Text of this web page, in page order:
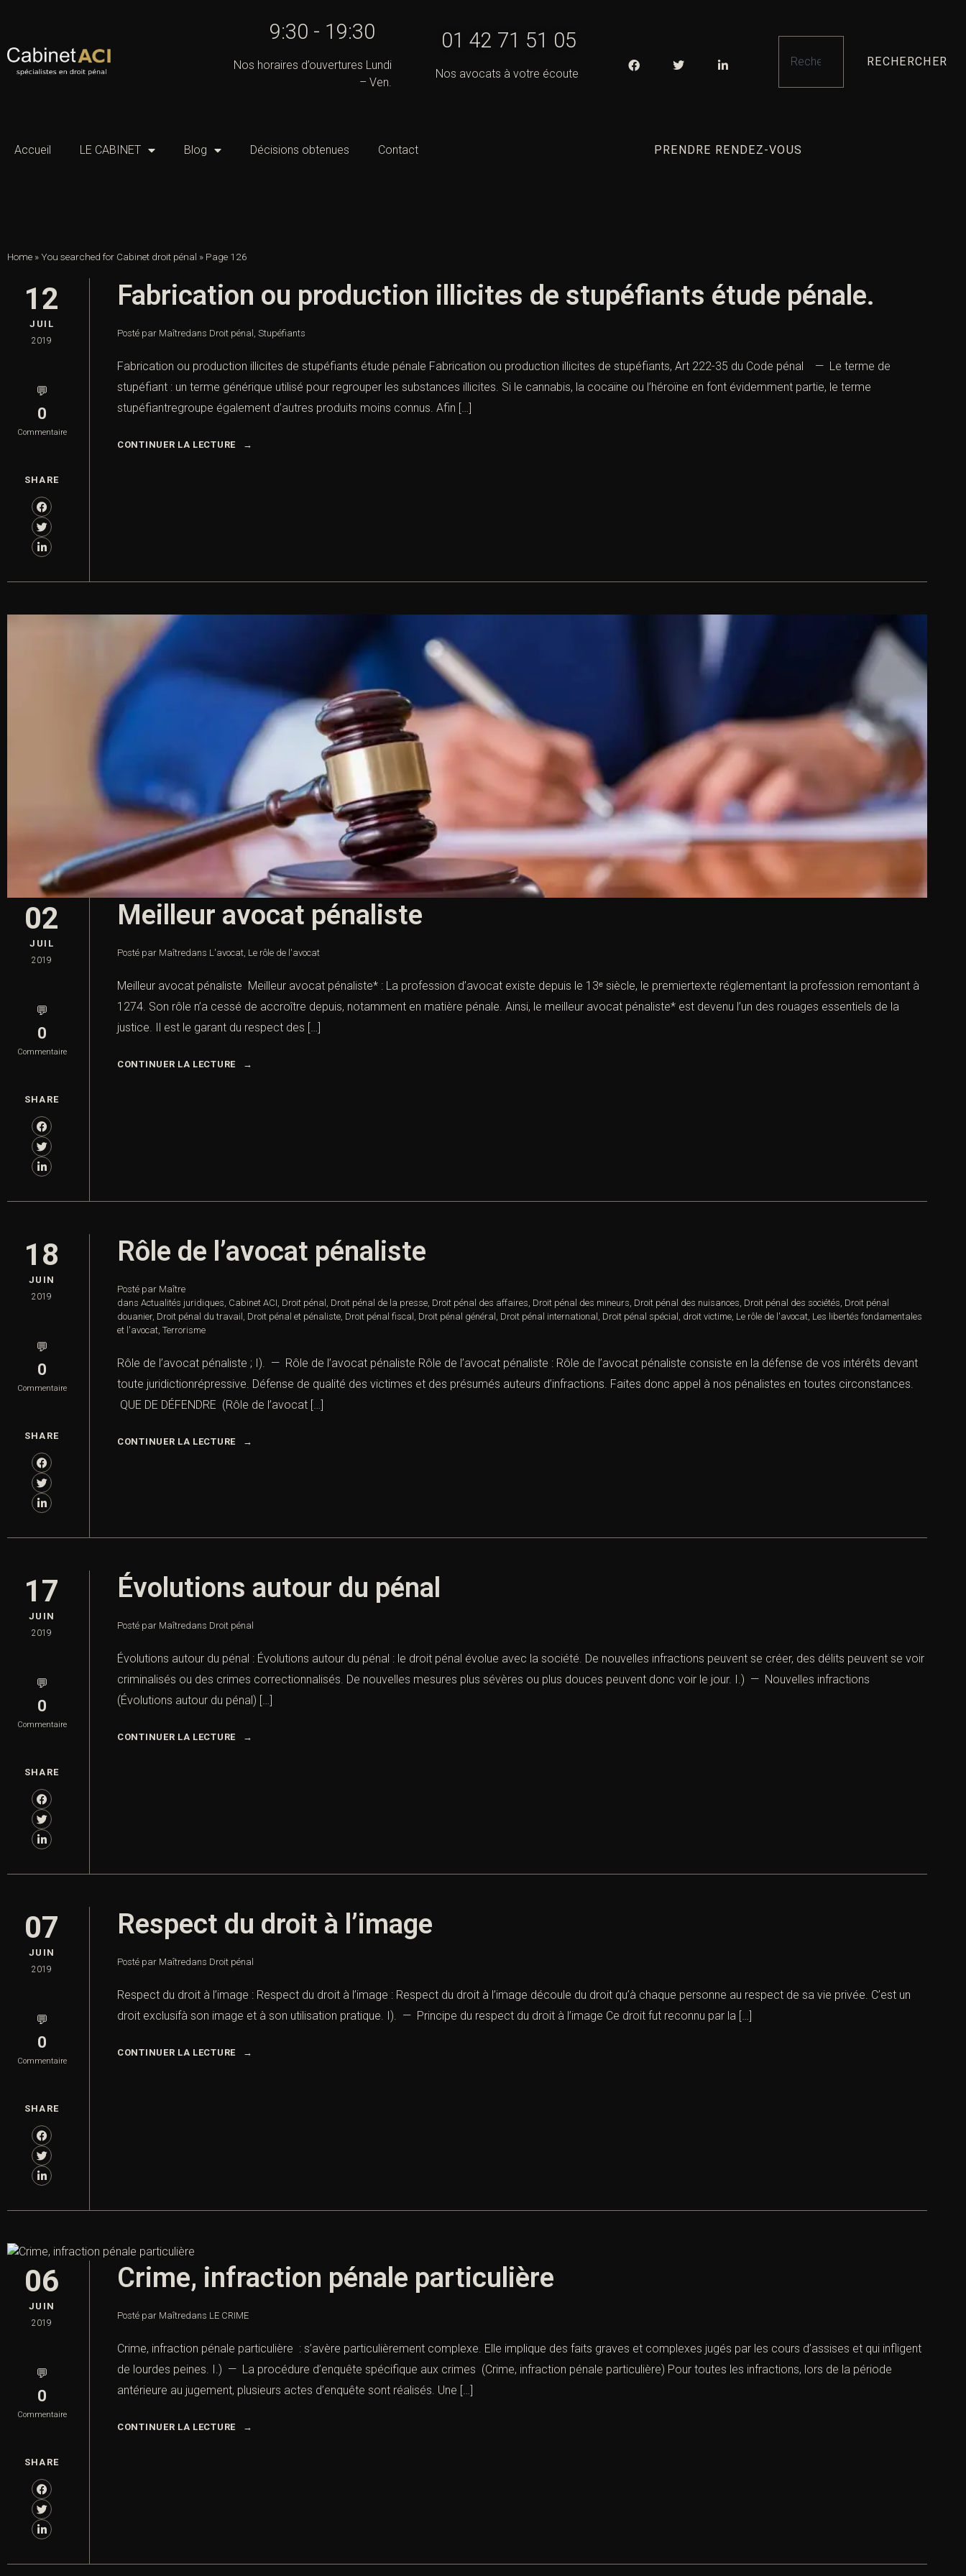
9:30 - 19:30
Nos horaires d’ouvertures Lundi
– Ven.
01 42 71 51 05
Nos avocats à votre écoute
RECHERCHER
Accueil LE CABINET Blog Décisions obtenues Contact PRENDRE RENDEZ-VOUS
Home »You searched for Cabinet droit pénal » Page 126
12
JUIL
2019
💬
0
Commentaire
SHARE
Fabrication ou production illicites de stupéfiants étude pénale.
Posté par Maîtredans Droit pénal , Stupéfiants
Fabrication ou production illicites de stupéfiants étude pénale Fabrication ou production illicites de stupéfiants, Art 222-35 du Code pénal — Le terme de
stupéfiant : un terme générique utilisé pour regrouper les substances illicites. Si le cannabis, la cocaïne ou l’héroïne en font évidemment partie, le terme
stupéfiantregroupe également d’autres produits moins connus. Afin […]
CONTINUER LA LECTURE
02
JUIL
2019
💬
0
Commentaire
SHARE
Meilleur avocat pénaliste
Posté par Maîtredans L'avocat, Le rôle de l'avocat
Meilleur avocat pénaliste Meilleur avocat pénaliste* : La profession d’avocat existe depuis le 13ᵉ siècle, le premiertexte réglementant la profession remontant à
1274. Son rôle n’a cessé de accroître depuis, notamment en matière pénale. Ainsi, le meilleur avocat pénaliste* est devenu l’un des rouages essentiels de la
justice. Il est le garant du respect des […]
CONTINUER LA LECTURE
18
JUIN
2019
💬
0
Commentaire
SHARE
Rôle de l’avocat pénaliste
Posté par Maître
dans Actualités juridiques, Cabinet ACI, Droit pénal , Droit pénal de la presse, Droit pénal des affaires, Droit pénal des mineurs, Droit pénal des nuisances, Droit pénal des sociétés, Droit pénal
douanier, Droit pénal du travail , Droit pénal et pénaliste, Droit pénal fiscal , Droit pénal général , Droit pénal international , Droit pénal spécial , droit victime, Le rôle de l'avocat, Les libertés fondamentales
et l'avocat, Terrorisme
Rôle de l’avocat pénaliste ; I). — Rôle de l’avocat pénaliste Rôle de l’avocat pénaliste : Rôle de l’avocat pénaliste consiste en la défense de vos intérêts devant
toute juridictionrépressive. Défense de qualité des victimes et des présumés auteurs d’infractions. Faites donc appel à nos pénalistes en toutes circonstances.
QUE DE DÉFENDRE (Rôle de l’avocat […]
CONTINUER LA LECTURE
17
JUIN
2019
💬
0
Commentaire
SHARE
Évolutions autour du pénal
Posté par Maîtredans Droit pénal
Évolutions autour du pénal : Évolutions autour du pénal : le droit pénal évolue avec la société. De nouvelles infractions peuvent se créer, des délits peuvent se voir
criminalisés ou des crimes correctionnalisés. De nouvelles mesures plus sévères ou plus douces peuvent donc voir le jour. I.) — Nouvelles infractions
(Évolutions autour du pénal) […]
CONTINUER LA LECTURE
07
JUIN
2019
💬
0
Commentaire
SHARE
Respect du droit à l’image
Posté par Maîtredans Droit pénal
Respect du droit à l’image : Respect du droit à l’image : Respect du droit à l’image découle du droit qu’à chaque personne au respect de sa vie privée. C’est un
droit exclusifà son image et à son utilisation pratique. I). — Principe du respect du droit à l’image Ce droit fut reconnu par la […]
CONTINUER LA LECTURE
06
JUIN
2019
💬
0
Commentaire
SHARE
Crime, infraction pénale particulière
Posté par Maîtredans LE CRIME
Crime, infraction pénale particulière : s’avère particulièrement complexe. Elle implique des faits graves et complexes jugés par les cours d’assises et qui infligent
de lourdes peines. I.) — La procédure d’enquête spécifique aux crimes (Crime, infraction pénale particulière) Pour toutes les infractions, lors de la période
antérieure au jugement, plusieurs actes d’enquête sont réalisés. Une […]
CONTINUER LA LECTURE